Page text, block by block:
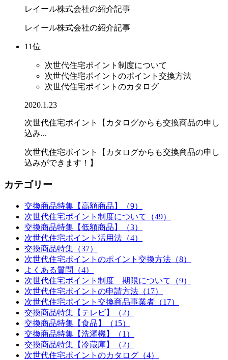
レイール株式会社の紹介記事
レイール株式会社の紹介記事
11位
次世代住宅ポイント制度について
次世代住宅ポイントのポイント交換方法
次世代住宅ポイントのカタログ
2020.1.23
次世代住宅ポイント【カタログからも交換商品の申し
込み...
次世代住宅ポイント【カタログからも交換商品の申し
込みができます！】
カテゴリー
交換商品特集【高額商品】（9）
次世代住宅ポイント制度について（49）
交換商品特集【低額商品】（3）
次世代住宅ポイント活用法（4）
交換商品特集（37）
次世代住宅ポイントのポイント交換方法（8）
よくある質問（4）
次世代住宅ポイント制度 期限について（9）
次世代住宅ポイントの申請方法（17）
次世代住宅ポイント交換商品事業者（17）
交換商品特集【テレビ】（2）
交換商品特集【食品】（15）
交換商品特集【洗濯機】（1）
交換商品特集【冷蔵庫】（2）
次世代住宅ポイントのカタログ（4）